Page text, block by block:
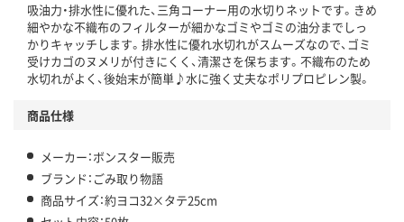
吸油力・排水性に優れた、三角コーナー用の水切りネットです。きめ
細やかな不織布のフィルターが細かなゴミやゴミの油分までしっ
かりキャッチします。排水性に優れ水切れがスムーズなので、ゴミ
受けカゴのヌメリが付きにくく、清潔さを保ちます。不織布のため
水切れがよく、後始末が簡単♪水に強く丈夫なポリプロピレン製。
商品仕様
メーカー：ボンスター販売
ブランド：ごみ取り物語
商品サイズ：約ヨコ32×タテ25cm